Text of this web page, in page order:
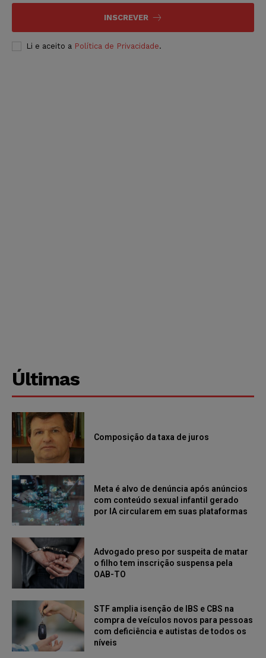
INSCREVER
Li e aceito a Política de Privacidade.
Últimas
Composição da taxa de juros
Meta é alvo de denúncia após anúncios
com conteúdo sexual infantil gerado
por IA circularem em suas plataformas
Advogado preso por suspeita de matar
o filho tem inscrição suspensa pela
OAB-TO
STF amplia isenção de IBS e CBS na
compra de veículos novos para pessoas
com deficiência e autistas de todos os
níveis